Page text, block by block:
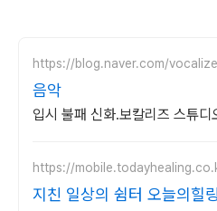
https://blog.naver.com/
음악
입시 불패 신화.보칼리즈 스튜디
https://
지친 일상의 쉼터 오늘의힐